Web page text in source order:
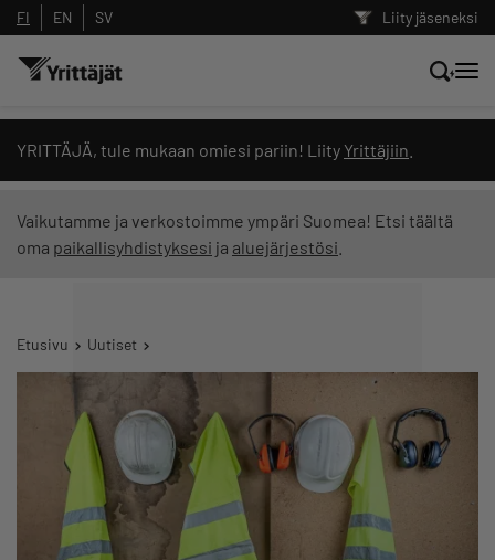
Liity jäseneksi
FI EN SV
YRITTÄJÄ, tule mukaan omiesi pariin! Liity Yrittäjiin
Vaikutamme ja verkostoimme ympäri Suomea! Etsi täältä
oma paikallisyhdistyksesi ja aluejärjestösi
Etusivu Uutiset
Hae sivustolta tai kysy suoraan
Yrittäjien tekoälyltä
Suodata hakutuloksia: näytä kaikki sisältö